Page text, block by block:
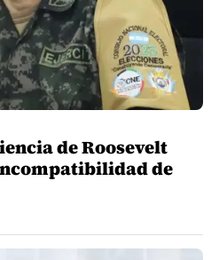
de Roosevelt
de